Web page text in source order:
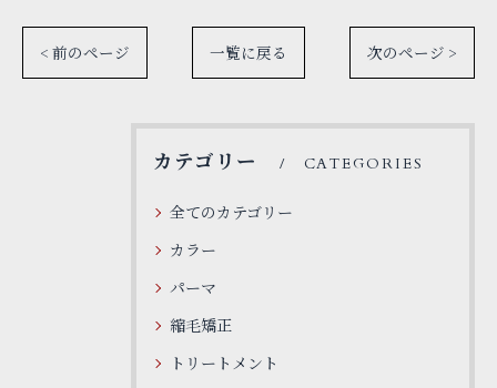
< 前のページ 一覧に戻る 次のページ >
カテゴリー CATEGORIES
全てのカテゴリー
カラー
パーマ
縮毛矯正
トリートメント